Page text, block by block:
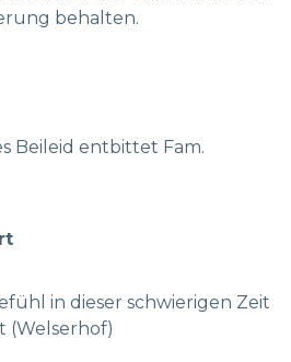
behalten.
Beileid entbittet Fam.
in dieser schwierigen Zeit
(Welserhof)